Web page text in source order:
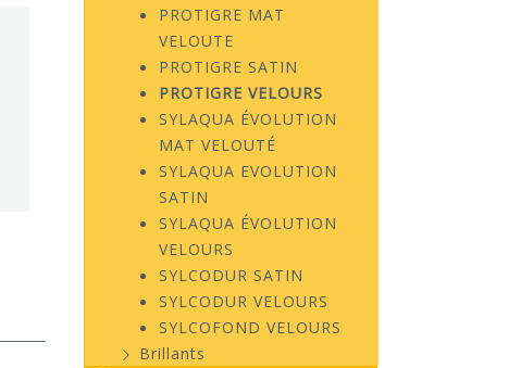
PROTIGRE MAT
VELOUTE
PROTIGRE SATIN
PROTIGRE VELOURS
SYLAQUA ÉVOLUTION
MAT VELOUTÉ
SYLAQUA EVOLUTION
SATIN
SYLAQUA ÉVOLUTION
VELOURS
SYLCODUR SATIN
SYLCODUR VELOURS
SYLCOFOND VELOURS
Brillants